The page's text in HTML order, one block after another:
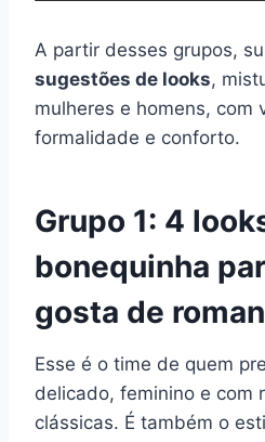
A partir desses grupos,
sugestões de looks,
mulheres e homens, com
formalidade e conforto.
Grupo 1: 4
bonequinha
gosta de
Esse é o time de quem
delicado, feminino e com
clássicas. É também o